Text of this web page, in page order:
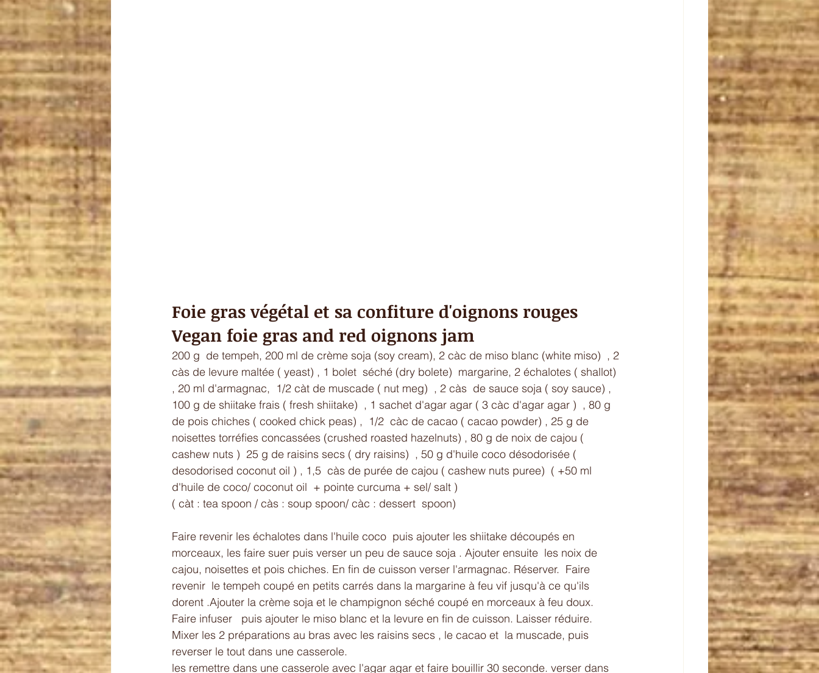
Foie gras végétal et sa confiture d'oignons rouges
Vegan foie gras and red oignons jam
200 g  de tempeh, 200 ml de crème soja (soy cream), 2 càc de miso blanc (white miso)  , 2
càs de levure maltée ( yeast) , 1 bolet  séché (dry bolete)  margarine, 2 échalotes ( shallot)
, 20 ml d'armagnac,  1/2 càt de muscade ( nut meg)  , 2 càs  de sauce soja ( soy sauce) ,
100 g de shiitake frais ( fresh shiitake)  , 1 sachet d'agar agar ( 3 càc d'agar agar )  , 80 g
de pois chiches ( cooked chick peas) ,  1/2  càc de cacao ( cacao powder) , 25 g de
noisettes torréfies concassées (crushed roasted hazelnuts) , 80 g de noix de cajou (
cashew nuts )  25 g de raisins secs ( dry raisins)  , 50 g d'huile coco désodorisée (
desodorised coconut oil ) , 1,5  càs de purée de cajou ( cashew nuts puree)  ( +50 ml
d'huile de coco/ coconut oil  + pointe curcuma + sel/ salt )
( càt : tea spoon / càs : soup spoon/ càc : dessert  spoon)
Faire revenir les échalotes dans l'huile coco  puis ajouter les shiitake découpés en
morceaux, les faire suer puis verser un peu de sauce soja . Ajouter ensuite  les noix de
cajou, noisettes et pois chiches. En fin de cuisson verser l'armagnac. Réserver.  Faire
revenir  le tempeh coupé en petits carrés dans la margarine à feu vif jusqu'à ce qu'ils
dorent .Ajouter la crème soja et le champignon séché coupé en morceaux à feu doux.
Faire infuser   puis ajouter le miso blanc et la levure en fin de cuisson. Laisser réduire.
Mixer les 2 préparations au bras avec les raisins secs , le cacao et  la muscade, puis
reverser le tout dans une casserole.
les remettre dans une casserole avec l'agar agar et faire bouillir 30 seconde. verser dans